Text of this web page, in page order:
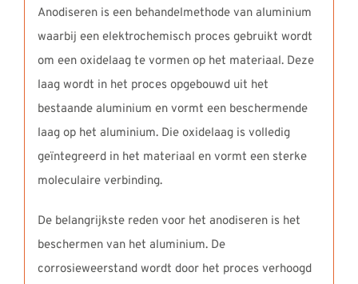
Anodiseren is een behandelmethode van aluminium
waarbij een elektrochemisch proces gebruikt wordt
om een oxidelaag te vormen op het materiaal. Deze
laag wordt in het proces opgebouwd uit het
bestaande aluminium en vormt een beschermende
laag op het aluminium. Die oxidelaag is volledig
geïntegreerd in het materiaal en vormt een sterke
moleculaire verbinding.
De belangrijkste reden voor het anodiseren is het
beschermen van het aluminium. De
corrosieweerstand wordt door het proces verhoogd